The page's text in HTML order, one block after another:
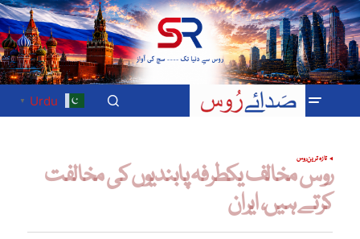
Urdu
▼
تازہ ترینروس
روس مخالف یکطرفہ پابندیوں کی مخالفت
کرتے ہیں، ایران